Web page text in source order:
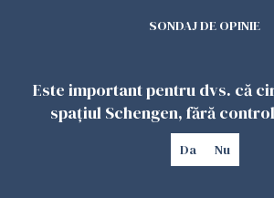
Studiu: ce boală previne
conserve de pește pe săptămână
SONDAJ DE OPINIE
Este important pentru dvs. că
spațiul Schengen, fără
Da Nu